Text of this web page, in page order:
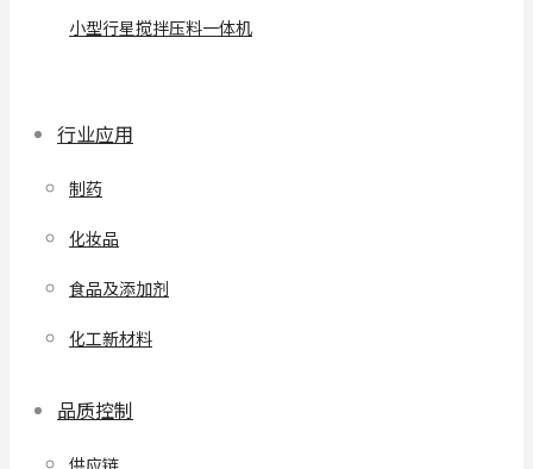
小型行星搅拌压料一体机
行业应用
制药
化妆品
食品及添加剂
化工新材料
品质控制
供应链